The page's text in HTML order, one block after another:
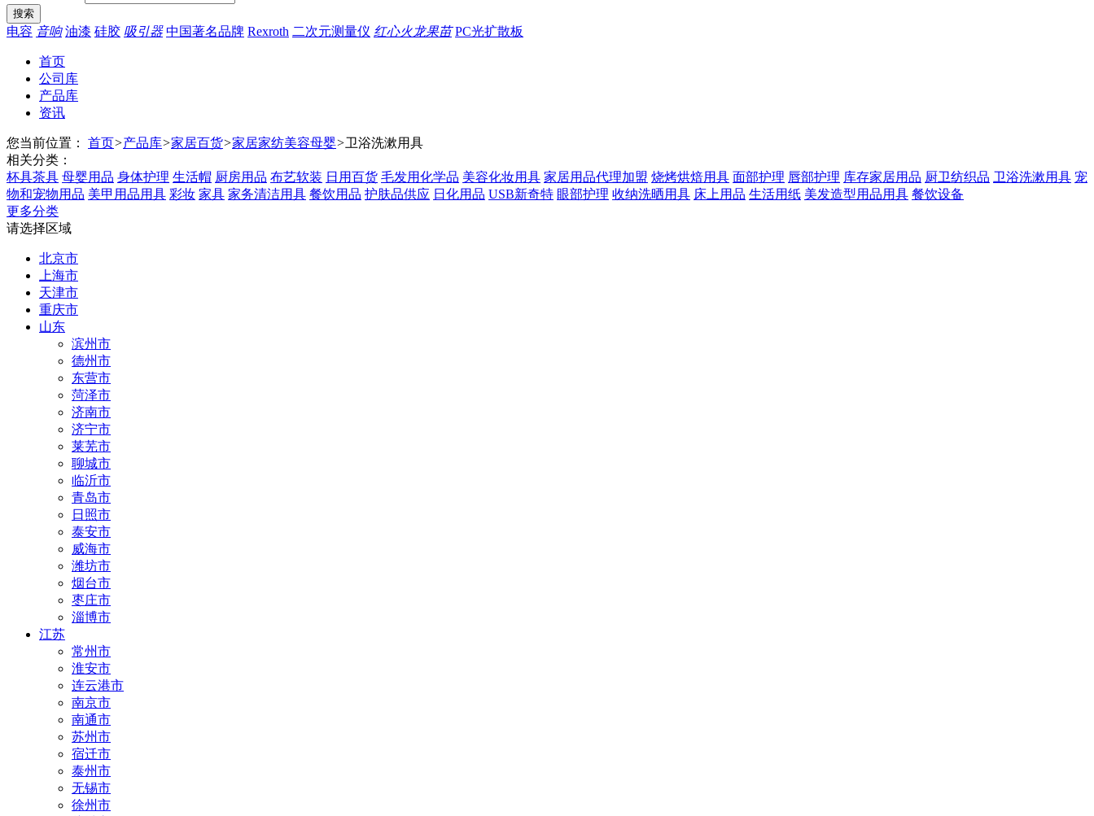
电容 音响 油漆 硅胶 吸引器 中国著名品牌 Rexroth 二次元测量仪 红心火龙果苗 PC光扩散板
首页
公司库
产品库
资讯
您当前位置： 首页>产品库>家居百货>家居家纺美容母婴>卫浴洗漱用具
相关分类：
杯具茶具 母婴用品 身体护理 生活帽 厨房用品 布艺软装 日用百货 毛发用化学品 美容化妆用具 家居用品代理加盟 烧烤烘焙用具 面部护理 唇部护理 库存家居用品 厨卫纺织品 卫浴洗漱用具 宠
物和宠物用品 美甲用品用具 彩妆 家具 家务清洁用具 餐饮用品 护肤品供应 日化用品 USB新奇特 眼部护理 收纳洗晒用具 床上用品 生活用纸 美发造型用品用具 餐饮设备
更多分类
请选择区域
北京市
上海市
天津市
重庆市
山东
滨州市
德州市
东营市
菏泽市
济南市
济宁市
莱芜市
聊城市
临沂市
青岛市
日照市
泰安市
威海市
潍坊市
烟台市
枣庄市
淄博市
江苏
常州市
淮安市
连云港市
南京市
南通市
苏州市
宿迁市
泰州市
无锡市
徐州市